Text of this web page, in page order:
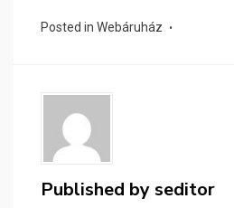
Posted in Webáruház
Published byseditor